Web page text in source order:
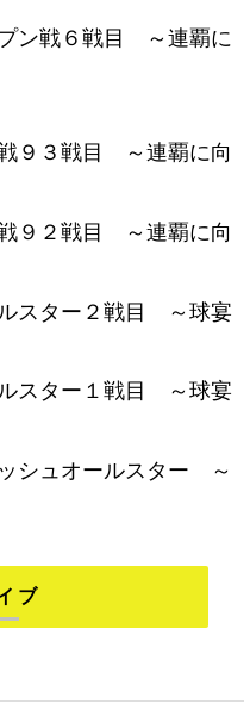
ン戦６戦目 ～連覇に
９３戦目 ～連覇に向
９２戦目 ～連覇に向
スター２戦目 ～球宴
スター１戦目 ～球宴
シュオールスター ～
ブ